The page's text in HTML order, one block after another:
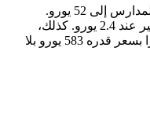
تم تخفيض سعر الإشتراك للطلاب في المدارس إلى 52 يورو.
وسيبقى سعر تذكرة “Brupass” دون تغيير عند 2.4 يورو. كذلك،
سيظل اشتراك “Brupass” لمدة 12 شهرًا بسعر قدره 583 يورو بلا